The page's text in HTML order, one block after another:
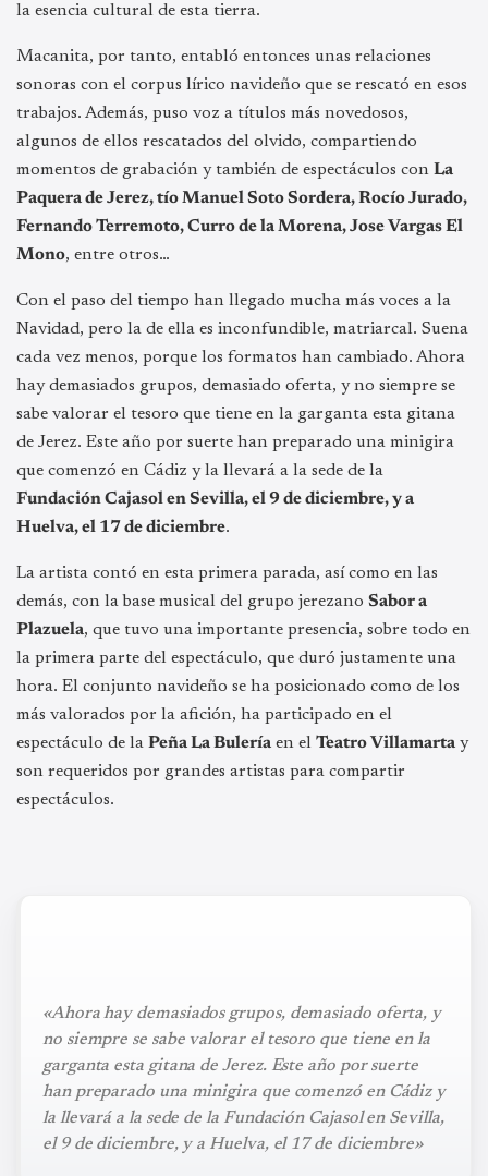
la esencia cultural de esta tierra.
Macanita, por tanto, entabló entonces unas relaciones
sonoras con el corpus lírico navideño que se rescató en esos
trabajos. Además, puso voz a títulos más novedosos,
algunos de ellos rescatados del olvido, compartiendo
momentos de grabación y también de espectáculos con La
Paquera de Jerez, tío Manuel Soto Sordera, Rocío Jurado,
Fernando Terremoto, Curro de la Morena, Jose Vargas El
Mono, entre otros…
Con el paso del tiempo han llegado mucha más voces a la
Navidad, pero la de ella es inconfundible, matriarcal. Suena
cada vez menos, porque los formatos han cambiado. Ahora
hay demasiados grupos, demasiado oferta, y no siempre se
sabe valorar el tesoro que tiene en la garganta esta gitana
de Jerez. Este año por suerte han preparado una minigira
que comenzó en Cádiz y la llevará a la sede de la
Fundación Cajasol en Sevilla, el 9 de diciembre, y a
Huelva, el 17 de diciembre.
La artista contó en esta primera parada, así como en las
demás, con la base musical del grupo jerezano Sabor a
Plazuela, que tuvo una importante presencia, sobre todo en
la primera parte del espectáculo, que duró justamente una
hora. El conjunto navideño se ha posicionado como de los
más valorados por la afición, ha participado en el
espectáculo de la Peña La Bulería en el Teatro Villamarta y
son requeridos por grandes artistas para compartir
espectáculos.
«Ahora hay demasiados grupos, demasiado oferta, y
no siempre se sabe valorar el tesoro que tiene en la
garganta esta gitana de Jerez. Este año por suerte
han preparado una minigira que comenzó en Cádiz y
la llevará a la sede de la Fundación Cajasol en Sevilla,
el 9 de diciembre, y a Huelva, el 17 de diciembre»